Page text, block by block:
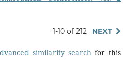
1-10 of 212 NEXT
similarity search for this